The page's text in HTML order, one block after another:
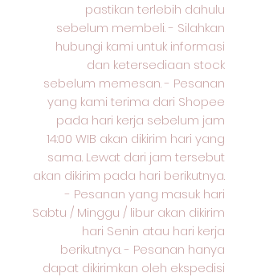
pastikan terlebih dahulu
sebelum membeli. - Silahkan
hubungi kami untuk informasi
dan ketersediaan stock
sebelum memesan. - Pesanan
yang kami terima dari Shopee
pada hari kerja sebelum jam
14:00 WIB akan dikirim hari yang
sama. Lewat dari jam tersebut
akan dikirim pada hari berikutnya.
- Pesanan yang masuk hari
Sabtu / Minggu / libur akan dikirim
hari Senin atau hari kerja
berikutnya. - Pesanan hanya
dapat dikirimkan oleh ekspedisi